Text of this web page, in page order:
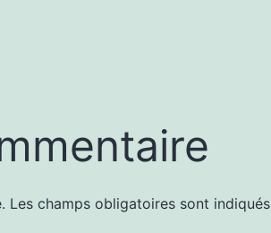
Les champs obligatoires sont indiqués